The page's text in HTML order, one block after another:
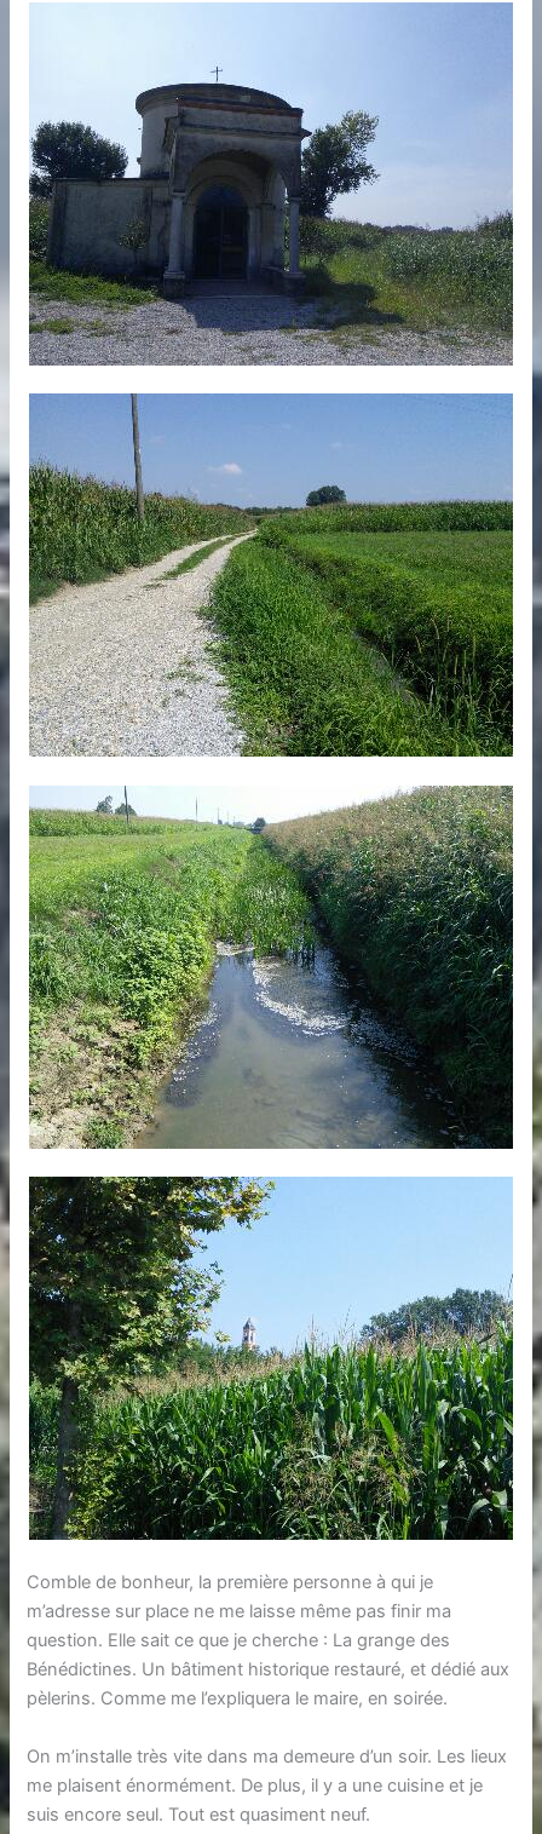
Comble de bonheur, la première personne à qui je
m’adresse sur place ne me laisse même pas finir ma
question. Elle sait ce que je cherche : La grange des
Bénédictines. Un bâtiment historique restauré, et dédié aux
pèlerins. Comme me l’expliquera le maire, en soirée.
On m’installe très vite dans ma demeure d’un soir. Les lieux
me plaisent énormément. De plus, il y a une cuisine et je
suis encore seul. Tout est quasiment neuf.